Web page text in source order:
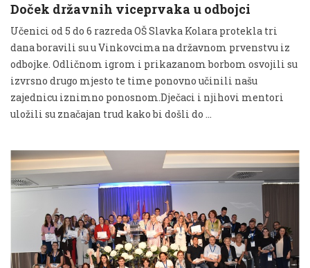
Doček državnih viceprvaka u odbojci
Učenici od 5 do 6 razreda OŠ Slavka Kolara protekla tri
dana boravili su u Vinkovcima na državnom prvenstvu iz
odbojke. Odličnom igrom i prikazanom borbom osvojili su
izvrsno drugo mjesto te time ponovno učinili našu
zajednicu iznimno ponosnom.Dječaci i njihovi mentori
uložili su značajan trud kako bi došli do …